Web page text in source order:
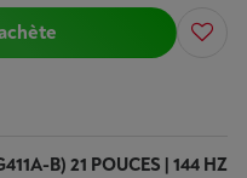
B) 21 POUCES | 144 HZ